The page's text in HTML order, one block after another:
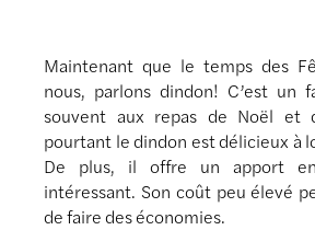
Maintenant que le temps des
nous, parlons dindon! C’est un
souvent aux repas de Noël et
pourtant le dindon est délicieux à
De plus, il offre un apport
intéressant. Son coût peu élevé
de faire des économies.